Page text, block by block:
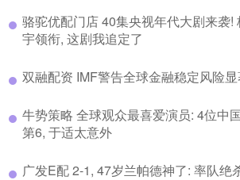
骆驼优配门店 40集央视年代大剧来袭!
宇领衔, 这剧我追定了
双融配资 IMF警告全球金融稳定风险
牛势策略 全球观众最喜爱演员: 4位中
第6, 于适太意外
广发E配 2-1, 47岁兰帕德神了: 率队绝